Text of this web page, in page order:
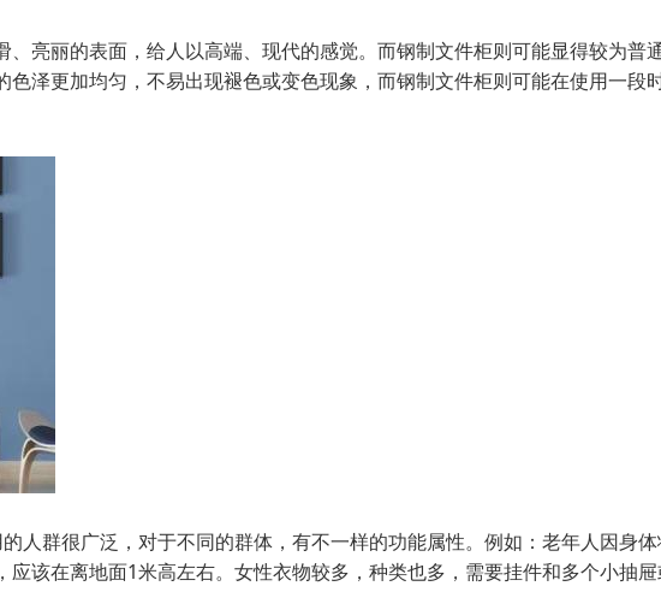
亮丽的表面，给人以高端、现代的感觉。而钢制文件柜则可能显得较为普
泽更加均匀，不易出现褪色或变色现象，而钢制文件柜则可能在使用一段
群很广泛，对于不同的群体，有不一样的功能属性。例如：老年人因身
该在离地面1米高左右。女性衣物较多，种类也多，需要挂件和多个小抽